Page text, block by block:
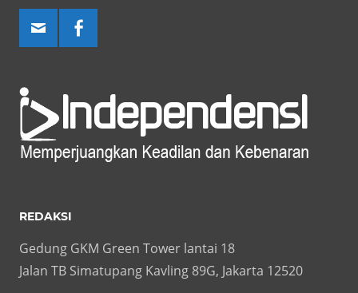
REDAKSI
Gedung GKM Green Tower lantai 18
Jalan TB Simatupang Kavling 89G, Jakarta 12520